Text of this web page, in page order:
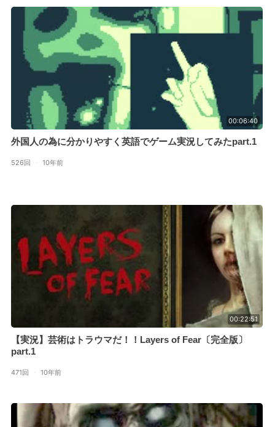
00:06:40
外国人の為に分かりやすく英語でゲーム実況してみたpart.1
526回 · 10年前
00:22:51
【実況】芸術はトラウマだ！！Layers of Fear〔完全版〕
part.1
471回 · 10年前